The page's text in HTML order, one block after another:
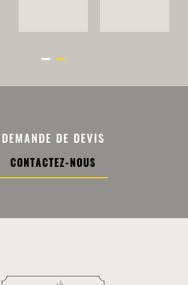
DEMANDE DE DEVIS
CONTACTEZ-NOUS